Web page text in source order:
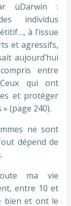
ùDarwin :
individus
à l’issue
et agressifs,
aujourd’hui
entre
qui ont
et protéger
(page 240).
ne sont
dépend de
ma vie
entre 10 et
bien et ont le